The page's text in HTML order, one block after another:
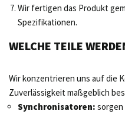
Wir fertigen das Produkt
Spezifikationen.
WELCHE TEILE
Wir konzentrieren uns auf die
Zuverlässigkeit maßgeblich
Synchronisatoren: